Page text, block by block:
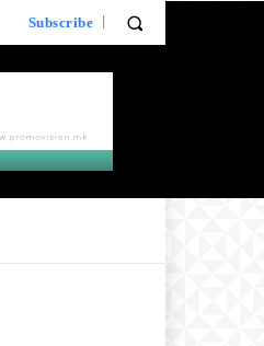
Subscribe